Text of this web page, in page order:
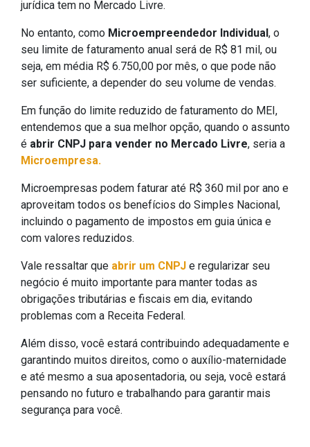
jurídica tem no Mercado Livre.
No entanto, como Microempreendedor Individual, o
seu limite de faturamento anual será de R$ 81 mil, ou
seja, em média R$ 6.750,00 por mês, o que pode não
ser suficiente, a depender do seu volume de vendas.
Em função do limite reduzido de faturamento do MEI,
entendemos que a sua melhor opção, quando o assunto
é abrir CNPJ para vender no Mercado Livre, seria a
Microempresa.
Microempresas podem faturar até R$ 360 mil por ano e
aproveitam todos os benefícios do Simples Nacional,
incluindo o pagamento de impostos em guia única e
com valores reduzidos.
Vale ressaltar que abrir um CNPJ e regularizar seu
negócio é muito importante para manter todas as
obrigações tributárias e fiscais em dia, evitando
problemas com a Receita Federal.
Além disso, você estará contribuindo adequadamente e
garantindo muitos direitos, como o auxílio-maternidade
e até mesmo a sua aposentadoria, ou seja, você estará
pensando no futuro e trabalhando para garantir mais
segurança para você.